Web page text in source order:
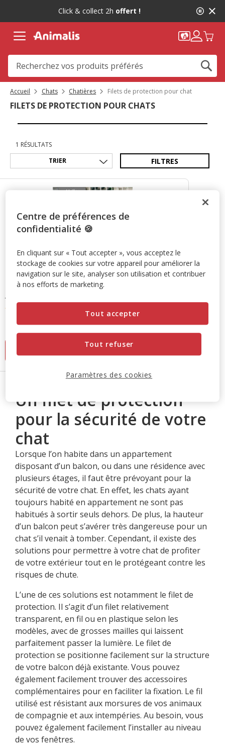
message,
Click & collect 2h offert !
Accueil Chats Chatières Filets de protection pour chat
FILETS DE PROTECTION POUR CHATS
1 RÉSULTATS
FILTRES
Anka
étoiles
avec
avis
Prix
25.99€
25.99€
Ajouter au panier
Un filet de protection
pour la sécurité de votre
chat
Lorsque l’on habite dans un appartement
disposant d’un balcon, ou dans une résidence avec
plusieurs étages, il faut être prévoyant pour la
sécurité de votre chat. En effet, les chats ayant
toujours habité en appartement ne sont pas
habitués à sortir seuls dehors. De plus, la hauteur
d’un balcon peut s’avérer très dangereuse pour un
chat s’il venait à tomber. Cependant, il existe des
solutions pour permettre à votre chat de profiter
de votre extérieur tout en le protégeant contre les
risques de chute.
L’une de ces solutions est notamment le filet de
protection. Il s’agit d’un filet relativement
transparent, en fil ou en plastique selon les
modèles, avec de grosses mailles qui laissent
parfaitement passer la lumière. Le filet de
protection se positionne facilement sur la structure
de votre balcon déjà existante. Vous pouvez
également facilement trouver des accessoires
complémentaires pour en faciliter la fixation. Le fil
utilisé est résistant aux morsures de vos animaux
de compagnie et aux intempéries. Au besoin, vous
pouvez également facilement l’installer au niveau
de vos fenêtres.
Centre de préférences de
confidentialité 🍪
En cliquant sur « Tout accepter », vous acceptez le
stockage de cookies sur votre appareil pour améliorer la
navigation sur le site, analyser son utilisation et contribuer
à nos efforts de marketing.
Tout refuser
Tout accepter
Paramètres des cookies